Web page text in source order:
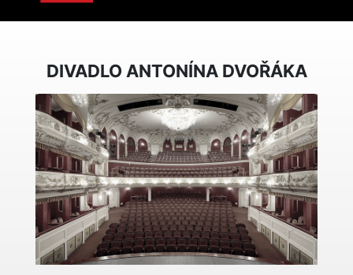
DIVADLO ANTONÍNA DVOŘÁKA